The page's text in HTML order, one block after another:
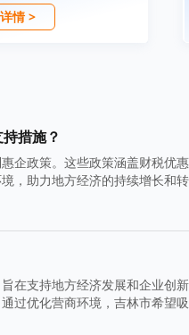
情 >
措施？
企政策。这些政策涵盖财税优
，助力地方经济的持续增长和
在支持地方经济发展和企业创
过优化营商环境，吉林市希望